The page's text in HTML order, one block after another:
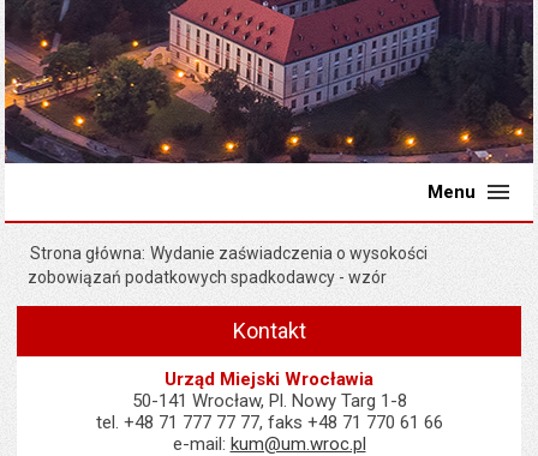
Menu
Strona główna Wydanie zaświadczenia o wysokości
zobowiązań podatkowych spadkodawcy - wzór
Kontakt
Urząd Miejski Wrocławia
50-141 Wrocław, Pl. Nowy Targ 1-8
tel. +48 71 777 77 77, faks +48 71 770 61 66
e-mail: kum@um.wroc.pl